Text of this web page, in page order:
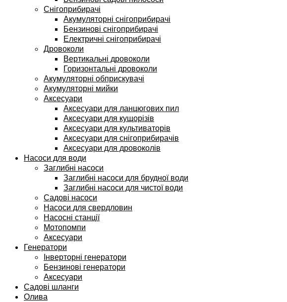
Снігоприбирачі
Акумуляторні снігоприбирачі
Бензинові снігоприбирачі
Електричні снігоприбирачі
Дровоколи
Вертикальні дровоколи
Горизонтальні дровоколи
Акумуляторні обприскувачі
Акумуляторні мийки
Аксесуари
Аксесуари для ланцюгових пил
Аксесуари для кущорізів
Аксесуари для культиваторів
Аксесуари для снігоприбирачів
Аксесуари для дровоколів
Насоси для води
Заглибні насоси
Заглибні насоси для брудної води
Заглибні насоси для чистої води
Садові насоси
Насоси для свердловин
Насосні станції
Мотопомпи
Аксесуари
Генератори
Інверторні генератори
Бензинові генератори
Аксесуари
Садові шланги
Олива